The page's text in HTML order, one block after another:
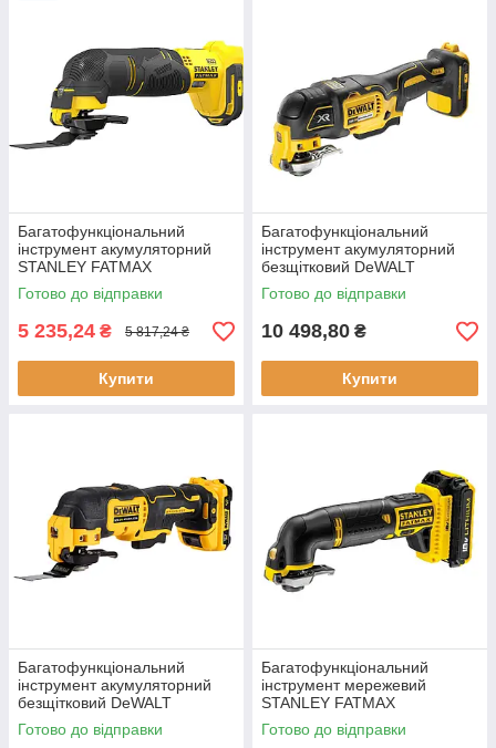
Багатофункціональний
інструмент акумуляторний
STANLEY FATMAX
SFMCE510B безщітковий
двигун 18 В вага 0.89 кг
Готово до відправки
5 235,24 ₴ 5 817,24 ₴
Купити
Багатофункціональний
інструмент акумуляторний
безщітковий DeWALT
DCS355N вага 1.1 кг частота
коливань 20000 об/хв Li-Ion
Готово до відправки
10 498,80 ₴
Купити
Багатофункціональний
інструмент акумуляторний
безщітковий DeWALT
DCS353D2 12V 2 Аг 0.84 кг.
Чорний новий живлення
Готово до відправки
Багатофункціональний
інструмент мережевий
STANLEY FATMAX
FMC710D2 акумулятор 18V
Li-ion вага 1.4 кг ємність 2 Аг
Готово до відправки